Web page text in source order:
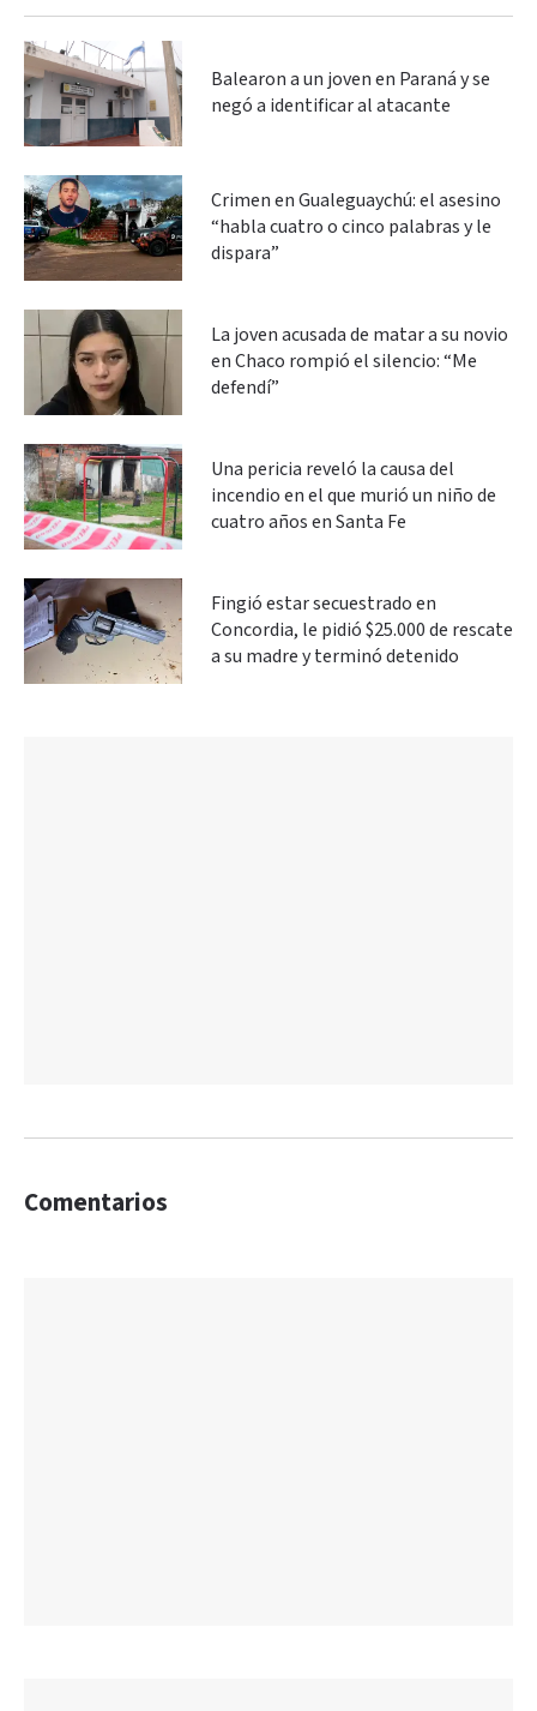
Balearon a un joven en Paraná y se
negó a identificar al atacante
Crimen en Gualeguaychú: el asesino
“habla cuatro o cinco palabras y le
dispara”
La joven acusada de matar a su novio
en Chaco rompió el silencio: “Me
defendí”
Una pericia reveló la causa del
incendio en el que murió un niño de
cuatro años en Santa Fe
Fingió estar secuestrado en
Concordia, le pidió $25.000 de rescate
a su madre y terminó detenido
Comentarios